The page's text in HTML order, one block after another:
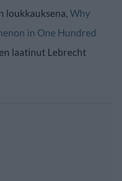
loukkauksena, Why
in One Hundred
laatinut Lebrecht